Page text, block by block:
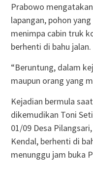
Prabowo
lapangan, pohon
menimpa cabin truk
berhenti di bahu jalan.
“Beruntung, dalam
maupun orang yang
Kejadian bermula
dikemudikan Toni
01/09 Desa
Kendal, berhenti di
menunggu jam buka